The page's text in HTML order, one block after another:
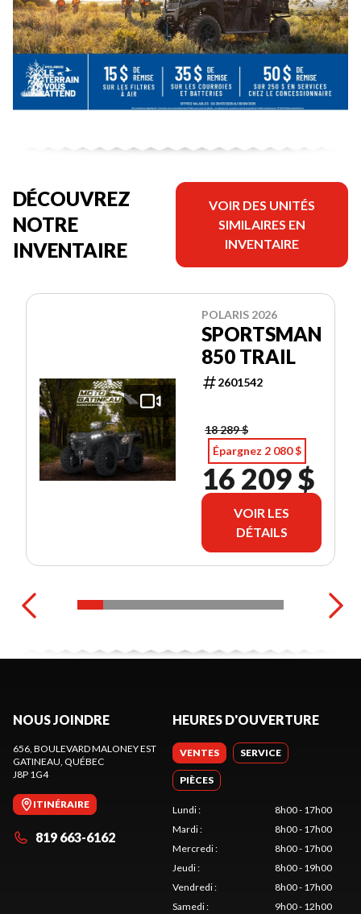
DÉCOUVREZ
NOTRE
INVENTAIRE
VOIR DES UNITÉS
SIMILAIRES EN
INVENTAIRE
POLARIS 2026
SPORTSMAN
850 TRAIL
2601542
18 289 $
Épargnez 2 080 $
16 209 $
VOIR LES
DÉTAILS
NOUS JOINDRE
656, BOULEVARD MALONEY EST
GATINEAU, QUÉBEC
J8P 1G4
ITINÉRAIRE
819 663-6162
HEURES D'OUVERTURE
VENTES SERVICE
PIÈCES
Lundi:
8h00 - 17h00
Mardi:
8h00 - 17h00
Mercredi:
8h00 - 17h00
Jeudi:
8h00 - 19h00
Vendredi:
8h00 - 17h00
Samedi: 9h00 - 12h00